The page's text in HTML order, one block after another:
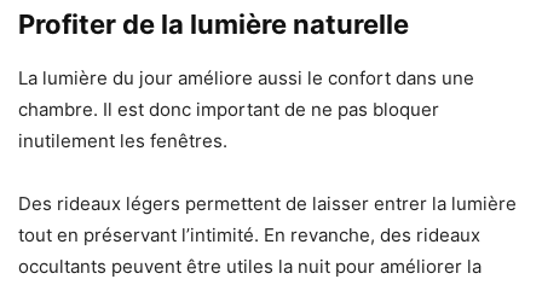
Profiter de la lumière naturelle
La lumière du jour améliore aussi le confort dans une
chambre. Il est donc important de ne pas bloquer
inutilement les fenêtres.
Des rideaux légers permettent de laisser entrer la lumière
tout en préservant l’intimité. En revanche, des rideaux
occultants peuvent être utiles la nuit pour améliorer la